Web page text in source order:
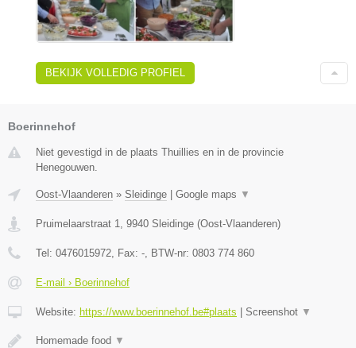
BEKIJK VOLLEDIG PROFIEL
Boerinnehof
Niet gevestigd in de plaats Thuillies en in de provincie
Henegouwen.
Oost-Vlaanderen » Sleidinge Google maps ▼
Pruimelaarstraat 1, 9940 Sleidinge (Oost-Vlaanderen)
Tel: 0476015972, Fax: -, BTW-nr: 0803 774 860
E-mail › Boerinnehof
Website: https://www.boerinnehof.be#plaats Screenshot ▼
Homemade food ▼